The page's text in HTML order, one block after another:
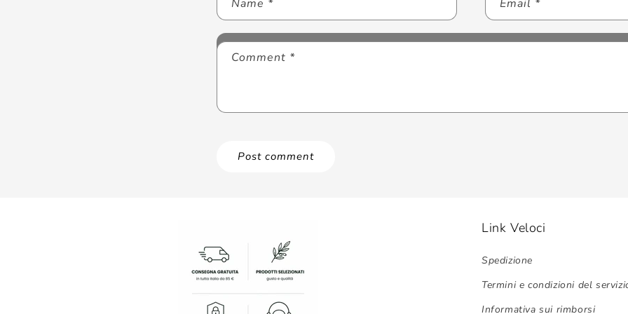
Name * Email *
Comment *
Link Veloci
Spedizione
Termini e condizioni del
Informativa sui rimborsi